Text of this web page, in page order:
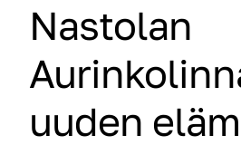
Nastolan
uuden